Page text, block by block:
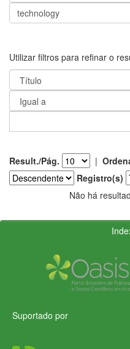
Utilizar filtros para refinar o
Result./Pág. |
Registro(s)
Não há
Suportado por